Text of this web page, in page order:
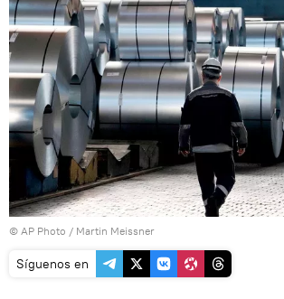
© AP Photo / Martin Meissner
Síguenos en